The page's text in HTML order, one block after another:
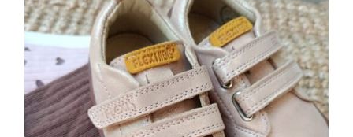
opciones
se
pueden
elegir
en
la